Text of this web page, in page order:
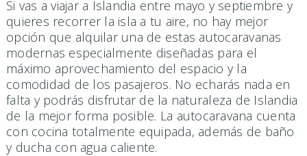
Si vas a viajar a Islandia entre mayo y septiembre y
quieres recorrer la isla a tu aire, no hay mejor
opción que alquilar una de estas autocaravanas
modernas especialmente diseñadas para el
máximo aprovechamiento del espacio y la
comodidad de los pasajeros. No echarás nada en
falta y podrás disfrutar de la naturaleza de Islandia
de la mejor forma posible. La autocaravana cuenta
con cocina totalmente equipada, además de baño
y ducha con agua caliente.